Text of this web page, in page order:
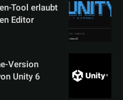
Tool erlaubt
Editor
Version
Unity 6